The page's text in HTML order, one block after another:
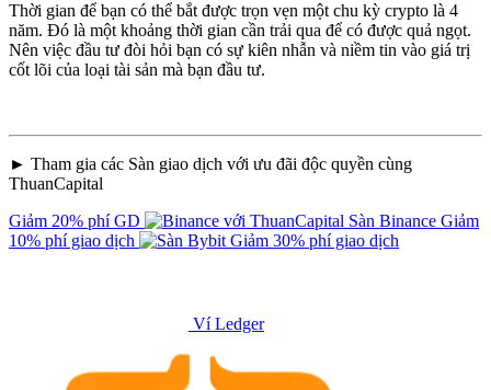
Thời gian để bạn có thể bắt được trọn vẹn một chu kỳ crypto là 4
năm. Đó là một khoảng thời gian cần trải qua để có được quả ngọt.
Nên việc đầu tư đòi hỏi bạn có sự kiên nhẫn và niềm tin vào giá trị
cốt lõi của loại tài sản mà bạn đầu tư.
► Tham gia các Sàn giao dịch với ưu đãi độc quyền cùng
ThuanCapital
Giảm 20% phí GD
Sàn Binance Giảm
10% phí giao dịch
Giảm 30% phí giao dịch
Ví Ledger